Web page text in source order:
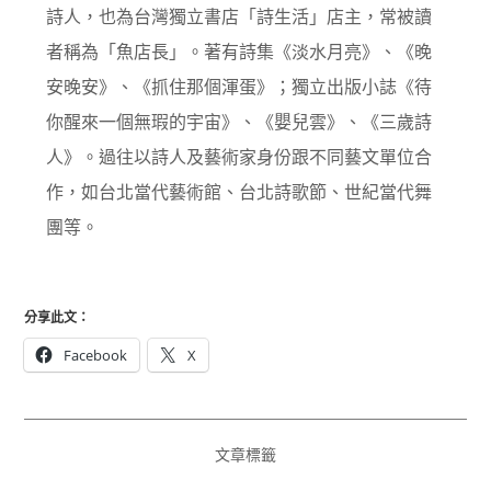
詩人，也為台灣獨立書店「詩生活」店主，常被讀
者稱為「魚店長」。著有詩集《淡水月亮》、《晚
安晚安》、《抓住那個渾蛋》；獨立出版小誌《待
你醒來一個無瑕的宇宙》、《嬰兒雲》、《三歲詩
人》。過往以詩人及藝術家身份跟不同藝文單位合
作，如台北當代藝術館、台北詩歌節、世紀當代舞
團等。
分享此文：
Facebook X
文章標籤